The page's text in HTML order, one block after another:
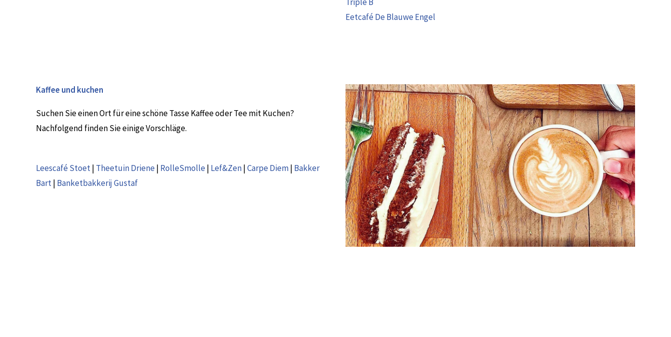
Eetcafé De Blauwe Engel
Kaffee und kuchen
Suchen Sie einen Ort für eine schöne Tasse Kaffee oder Tee mit Kuchen?
Nachfolgend finden Sie einige Vorschläge.
Leescafé Stoet| Theetuin Driene| RolleSmolle| Lef&Zen|Carpe Diem| Bakker
Bart| Banketbakkerij Gustaf